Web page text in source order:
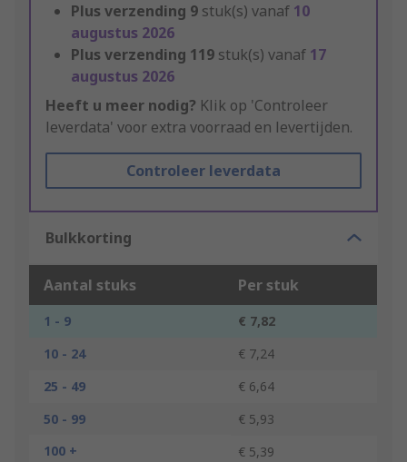
Plus verzending 9 stuk(s) vanaf 10
augustus 2026
Plus verzending 119 stuk(s) vanaf 17
augustus 2026
Heeft u meer nodig? Klik op 'Controleer
leverdata' voor extra voorraad en levertijden.
Controleer leverdata
Bulkkorting
Aantal stuks Per stuk
1 - 9
€ 7,82
10 - 24
€ 7,24
25 - 49
€ 6,64
50 - 99
€ 5,93
100 +
€ 5,39